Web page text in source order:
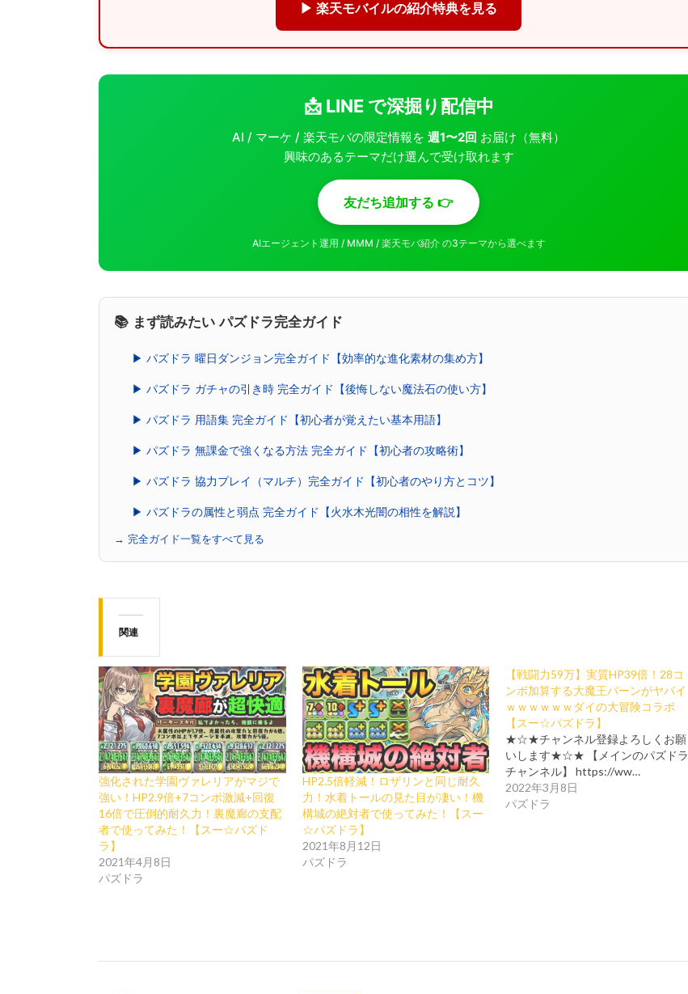
▶ 楽天モバイルの紹介特典を見る
📩 LINE で深掘り配信中
AI / マーケ / 楽天モバの限定情報を週1〜2回 お届け（無料）
興味のあるテーマだけ選んで受け取れます
友だち追加する 👉
AIエージェント運用 / MMM / 楽天モバ紹介 の3テーマから選べます
📚 まず読みたい パズドラ完全ガイド
▶ パズドラ 曜日ダンジョン完全ガイド【効率的な進化素材の集め方】
▶ パズドラ ガチャの引き時 完全ガイド【後悔しない魔法石の使い方】
▶ パズドラ 用語集 完全ガイド【初心者が覚えたい基本用語】
▶ パズドラ 無課金で強くなる方法 完全ガイド【初心者の攻略術】
▶ パズドラ 協力プレイ（マルチ）完全ガイド【初心者のやり方とコツ】
▶ パズドラの属性と弱点 完全ガイド【火水木光闇の相性を解説】
→ 完全ガイド一覧をすべて見る
関連
強化された学園ヴァレリアがマジで
強い！HP2.9倍+7コンボ激減+回復
16倍で圧倒的耐久力！裏魔廊の支配
者で使ってみた！【スー☆パズド
ラ】
2021年4月8日
パズドラ
HP2.5倍軽減！ロザリンと同じ耐久
力！水着トールの見た目が凄い！機
構城の絶対者で使ってみた！【スー
☆パズドラ】
2021年8月12日
パズドラ
【戦闘力59万】実質HP39倍！28コ
ンボ加算する大魔王バーンがヤバイ
ｗｗｗｗｗｗダイの大冒険コラボ
【スー☆パズドラ】
★☆★チャンネル登録よろしくお願
いします★☆★ 【メインのパズドラ
チャンネル】 https://ww…
2022年3月8日
パズドラ